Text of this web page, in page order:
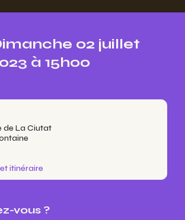
02 juillet
à 15h00
de La Ciutat
itinéraire
vous ?